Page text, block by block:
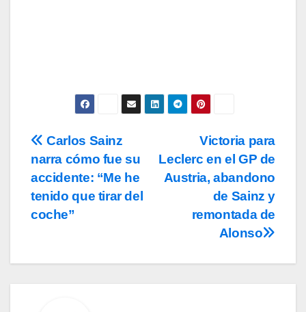
Navegación
de
entradas
Victoria para
Leclerc en el GP de
Austria, abandono
de Sainz y
remontada de
Alonso
Carlos Sainz
narra cómo fue su
accidente: “Me he
tenido que tirar del
coche”